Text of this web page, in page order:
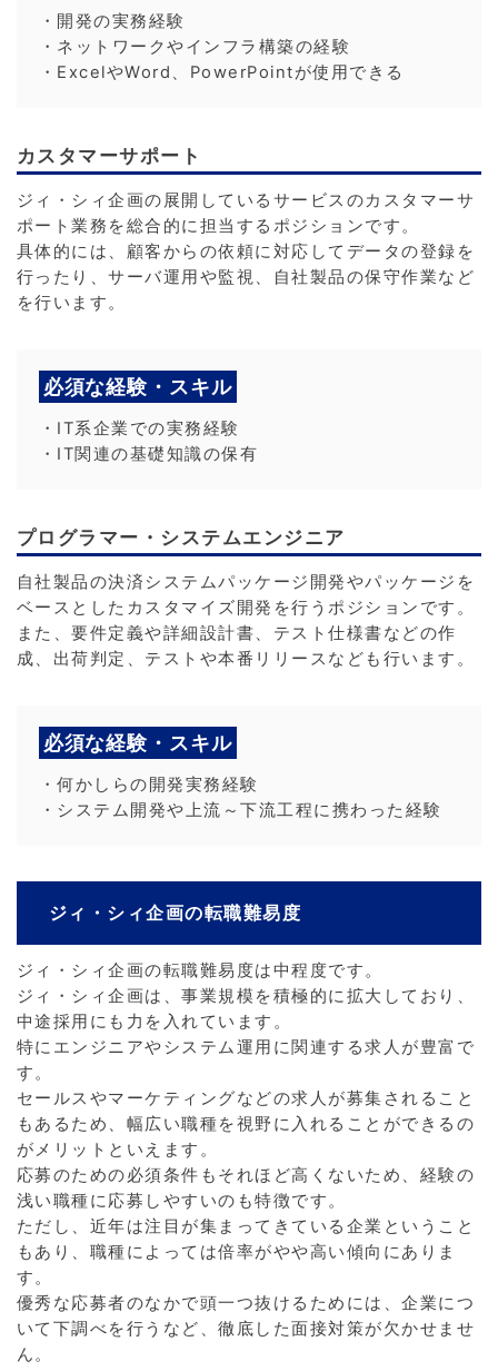
・開発の実務経験
・ネットワークやインフラ構築の経験
・ExcelやWord、PowerPointが使用できる
カスタマーサポート
ジィ・シィ企画の展開しているサービスのカスタマーサ
ポート業務を総合的に担当するポジションです。
具体的には、顧客からの依頼に対応してデータの登録を
行ったり、サーバ運用や監視、自社製品の保守作業など
を行います。
必須な経験・スキル
・IT系企業での実務経験
・IT関連の基礎知識の保有
プログラマー・システムエンジニア
自社製品の決済システムパッケージ開発やパッケージを
ベースとしたカスタマイズ開発を行うポジションです。
また、要件定義や詳細設計書、テスト仕様書などの作
成、出荷判定、テストや本番リリースなども行います。
必須な経験・スキル
・何かしらの開発実務経験
・システム開発や上流～下流工程に携わった経験
ジィ・シィ企画の転職難易度
ジィ・シィ企画の転職難易度は中程度です。
ジィ・シィ企画は、事業規模を積極的に拡大しており、
中途採用にも力を入れています。
特にエンジニアやシステム運用に関連する求人が豊富で
す。
セールスやマーケティングなどの求人が募集されること
もあるため、幅広い職種を視野に入れることができるの
がメリットといえます。
応募のための必須条件もそれほど高くないため、経験の
浅い職種に応募しやすいのも特徴です。
ただし、近年は注目が集まってきている企業ということ
もあり、職種によっては倍率がやや高い傾向にありま
す。
優秀な応募者のなかで頭一つ抜けるためには、企業につ
いて下調べを行うなど、徹底した面接対策が欠かせませ
ん。